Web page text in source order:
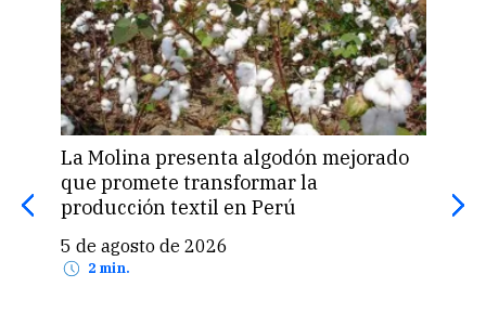
La Molina presenta algodón mejorado
que promete transformar la
producción textil en Perú
5 de agosto de 2026
2 min.
en